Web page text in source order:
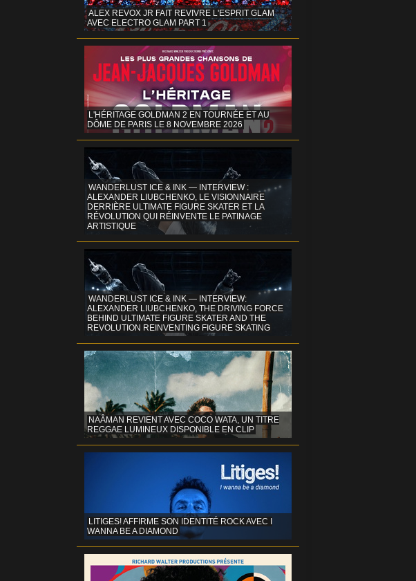
ALEX REVOX JR FAIT REVIVRE L'ESPRIT GLAM
AVEC ELECTRO GLAM PART 1
L'HÉRITAGE GOLDMAN 2 EN TOURNÉE ET AU
DÔME DE PARIS LE 8 NOVEMBRE 2026
WANDERLUST ICE & INK — INTERVIEW :
ALEXANDER LIUBCHENKO, LE VISIONNAIRE
DERRIÈRE ULTIMATE FIGURE SKATER ET LA
RÉVOLUTION QUI RÉINVENTE LE PATINAGE
ARTISTIQUE
WANDERLUST ICE & INK — INTERVIEW:
ALEXANDER LIUBCHENKO, THE DRIVING FORCE
BEHIND ULTIMATE FIGURE SKATER AND THE
REVOLUTION REINVENTING FIGURE SKATING
NAÂMAN REVIENT AVEC COCO WATA, UN TITRE
REGGAE LUMINEUX DISPONIBLE EN CLIP
LITIGES! AFFIRME SON IDENTITÉ ROCK AVEC I
WANNA BE A DIAMOND